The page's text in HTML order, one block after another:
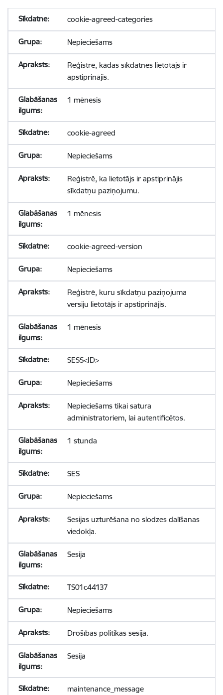
cookie-agreed-categories
Nepieciešams
Reģistrē, kādas sīkdatnes lietotājs ir
apstiprinājis.
1 mēnesis
cookie-agreed
Nepieciešams
Reģistrē, ka lietotājs ir apstiprinājis
sīkdatņu paziņojumu.
1 mēnesis
cookie-agreed-version
Nepieciešams
Reģistrē, kuru sīkdatņu paziņojuma
versiju lietotājs ir apstiprinājis.
1 mēnesis
SESS<ID>
Nepieciešams
Nepieciešams tikai satura
administratoriem, lai autentificētos.
1 stunda
SES
Nepieciešams
Sesijas uzturēšana no slodzes dalīšanas
viedokļa.
Sesija
TS01c44137
Nepieciešams
Drošības politikas sesija.
Sesija
maintenance_message